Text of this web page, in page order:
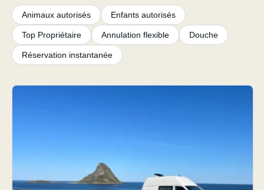
Animaux autorisés Enfants autorisés
Top Propriétaire Annulation flexible Douche
Réservation instantanée